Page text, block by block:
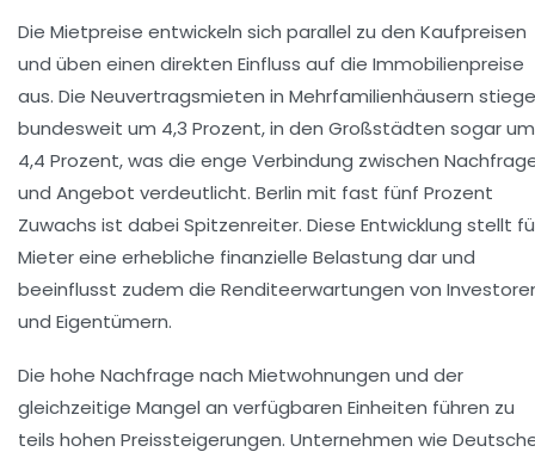
Die Mietpreise entwickeln sich parallel zu den Kaufpreisen
und üben einen direkten Einfluss auf die Immobilienpreise
aus. Die Neuvertragsmieten in Mehrfamilienhäusern
bundesweit um 4,3 Prozent, in den Großstädten sogar um
4,4 Prozent, was die enge Verbindung zwischen
und Angebot verdeutlicht. Berlin mit fast fünf Prozent
Zuwachs ist dabei Spitzenreiter. Diese Entwicklung stellt
Mieter eine erhebliche finanzielle Belastung dar und
beeinflusst zudem die Renditeerwartungen von
und Eigentümern.
Die hohe Nachfrage nach Mietwohnungen und der
gleichzeitige Mangel an verfügbaren Einheiten führen zu
teils hohen Preissteigerungen. Unternehmen wie